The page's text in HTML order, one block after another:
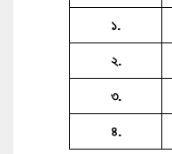
১.
২.
৩.
৪.